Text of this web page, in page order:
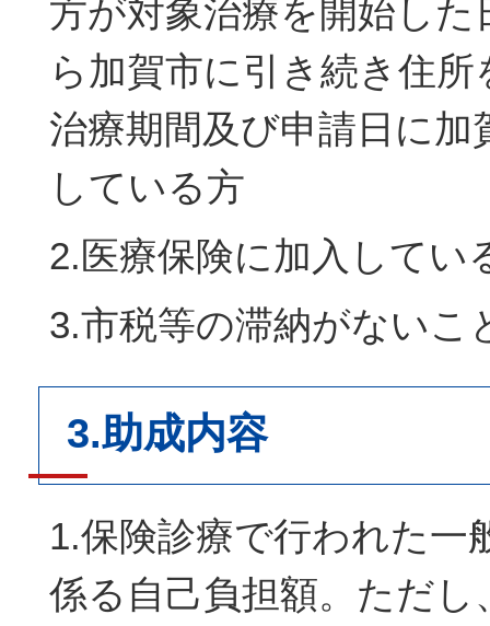
方が対象治療を開始した
ら加賀市に引き続き住
治療期間及び申請日に加
している方
2.医療保険に加入してい
3.市税等の滞納がないこ
3.助成内容
1.保険診療で行われた一
係る自己負担額。ただし